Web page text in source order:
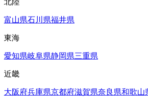
北陸
富山県石川県福井県
東海
愛知県岐阜県静岡県三重県
近畿
大阪府兵庫県京都府滋賀県奈良県和歌山